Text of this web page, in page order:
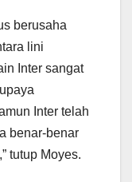
berusaha
lini
Inter sangat
Inter telah
benar-benar
tutup Moyes.